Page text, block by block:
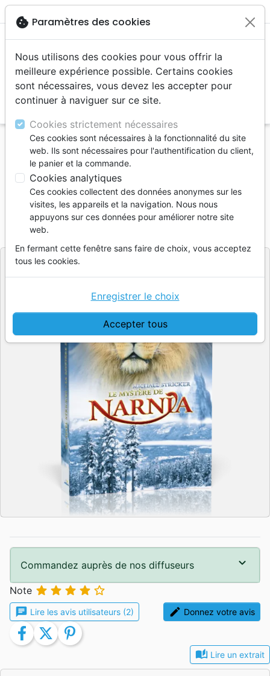
menu
Accueil Livres
Découverte de la foi
Mystère de Narnia (Le)
Le Mystère de Narnia
Auteur :Michael Stricker
RéférenceOUR1004 EAN9782940335046
Editeur Ourania
auto_stories Lire un extrait
Commandez auprès de nos diffuseurs
Note     
chat Lire les avis utilisateurs (2) edit Donnez votre avis
facebook twitter pinterest
cookie Paramètres des cookies
Nous utilisons des cookies pour vous offrir la
meilleure expérience possible. Certains cookies
sont nécessaires, vous devez les accepter pour
continuer à naviguer sur ce site.
Cookies strictement nécessaires
Ces cookies sont nécessaires à la fonctionnalité du site
web. Ils sont nécessaires pour l'authentification du client,
le panier et la commande.
Cookies analytiques
Ces cookies collectent des données anonymes sur les
visites, les appareils et la navigation. Nous nous
appuyons sur ces données pour améliorer notre site
web.
En fermant cette fenêtre sans faire de choix, vous acceptez
tous les cookies.
Accepter tous
Enregistrer le choix